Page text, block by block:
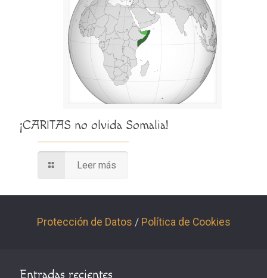
¡CARITAS no olvida Somalia!
Leer más
Protección de Datos / Política de Cookies
Entradas recientes